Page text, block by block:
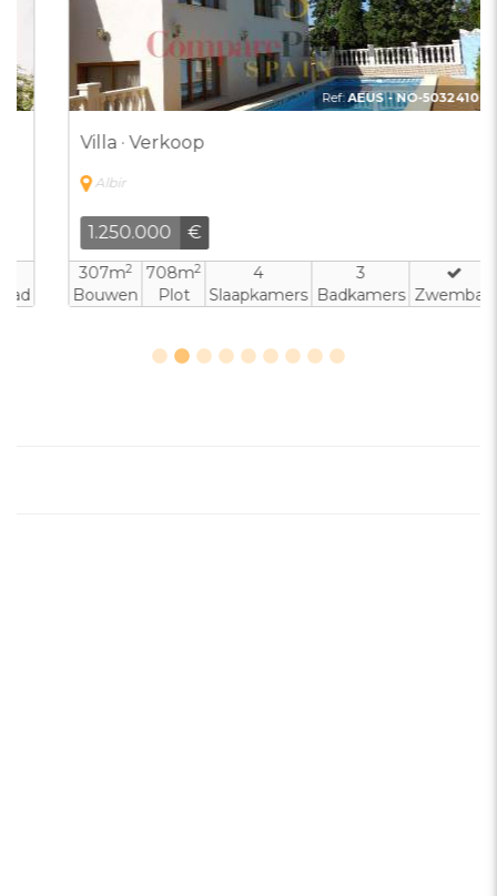
Ref: AEUS - NO-5032410
Villa · Verkoop
Albir
1.250.000 €
307m2
Bouwen
708m2
Plot
Slaapkamers Badkamers Zwembad